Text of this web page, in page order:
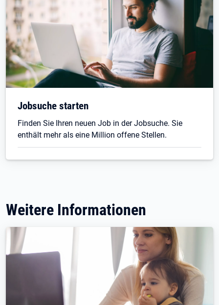
Jobsuche starten
Finden Sie Ihren neuen Job in der Jobsuche. Sie
enthält mehr als eine Million offene Stellen.
Weitere Informationen